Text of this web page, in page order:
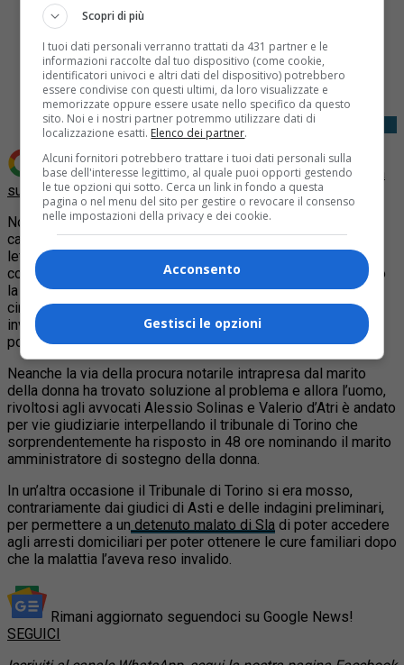
Share
Tweet
Aggiungi Quotidiano Piemontese come Fonte preferita
su Google
Non poteva firmare di persona in comune per il rinnovo della
carta d’identità del figlio minorenne perché immobilizzata a
letto dalla Sla, Sclerosi Laterale Amiotrofica, ma gli addetti
comunali non hanno fatto un’eccezione
neanche conoscendo
la sua situazione. La donna, una mamma di 52 anni della
cintura di Torino, è malata dal 2019 di questa malattia
invalidante che in tre anni l’ha costretta a letto con la sola
possibilità di muovere un puntatore oculare per esprimersi.
Neanche la via della procura notarile intrapresa dal marito
della donna ha trovato soluzione al problema e allora l’uomo,
rivoltosi agli avvocati Alessio Solinas e Valerio d’Atri è andato
per vie giudiziarie interpellando il tribunale di Torino che
sorprendentemente ha risposto in 48 ore nominando il marito
amministratore di sostegno della donna.
In un’altra occasione il Tribunale di Torino si era mosso,
contrariamente dai giudici di Asti e delle indagini preliminari,
per permettere a un detenuto malato di Sla di poter accedere
agli arresti domiciliari per poter ottenere le cure familiari dopo
che la malattia l’aveva reso invalido.
Rimani aggiornato seguendoci su Google News!
SEGUICI
Scopri di più
I tuoi dati personali verranno trattati da 431 partner e le
informazioni raccolte dal tuo dispositivo (come cookie,
identificatori univoci e altri dati del dispositivo) potrebbero
essere condivise con questi ultimi, da loro visualizzate e
memorizzate oppure essere usate nello specifico da questo
sito. Noi e i nostri partner potremmo utilizzare dati di
localizzazione esatti. Elenco dei partner.
Alcuni fornitori potrebbero trattare i tuoi dati personali sulla
base dell'interesse legittimo, al quale puoi opporti gestendo
le tue opzioni qui sotto. Cerca un link in fondo a questa
pagina o nel menu del sito per gestire o revocare il consenso
nelle impostazioni della privacy e dei cookie.
Acconsento
Gestisci le opzioni